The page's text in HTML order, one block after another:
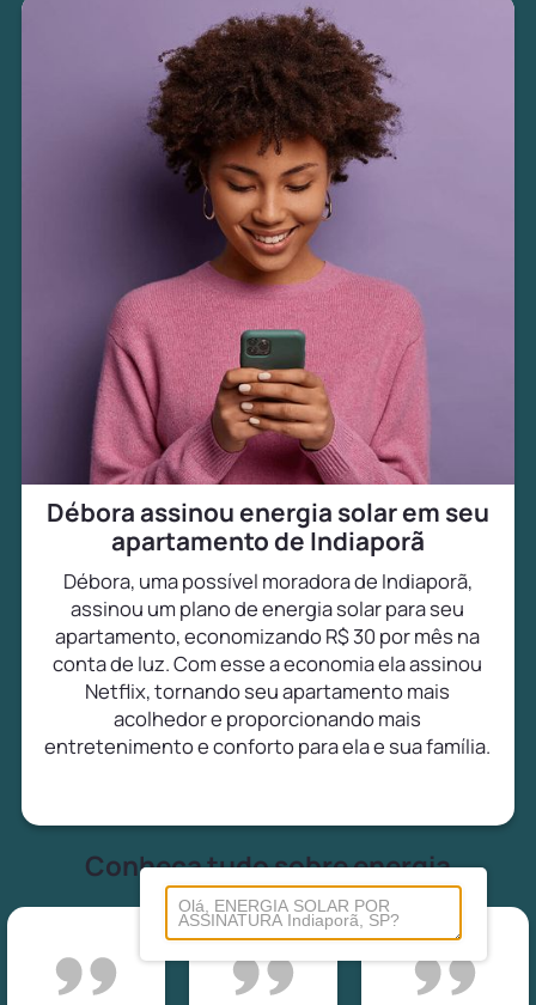
Débora assinou energia solar em seu
apartamento de Indiaporã
Débora, uma possível moradora de Indiaporã,
assinou um plano de energia solar para seu
apartamento, economizando R$ 30 por mês na
conta de luz. Com esse a economia ela assinou
Netflix, tornando seu apartamento mais
acolhedor e proporcionando mais
entretenimento e conforto para ela e sua família.
Conheça tudo sobre energia